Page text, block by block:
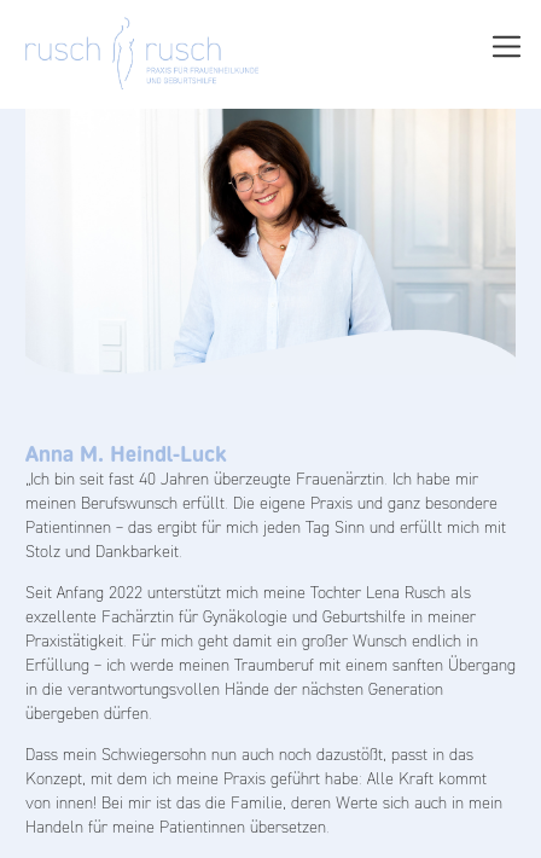
Anna M. Heindl-Luck
„Ich bin seit fast 40 Jahren überzeugte Frauenärztin. Ich habe mir
meinen Berufswunsch erfüllt. Die eigene Praxis und ganz besondere
Patientinnen – das ergibt für mich jeden Tag Sinn und erfüllt mich mit
Stolz und Dankbarkeit.
Seit Anfang 2022 unterstützt mich meine Tochter Lena Rusch als
exzellente Fachärztin für Gynäkologie und Geburtshilfe in meiner
Praxistätigkeit. Für mich geht damit ein großer Wunsch endlich in
Erfüllung – ich werde meinen Traumberuf mit einem sanften Übergang
in die verantwortungsvollen Hände der nächsten Generation
übergeben dürfen.
Dass mein Schwiegersohn nun auch noch dazustößt, passt in das
Konzept, mit dem ich meine Praxis geführt habe: Alle Kraft kommt
von innen! Bei mir ist das die Familie, deren Werte sich auch in mein
Handeln für meine Patientinnen übersetzen.